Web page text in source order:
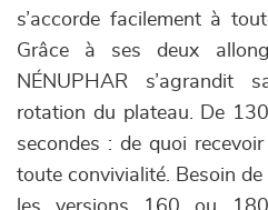
s’accorde facilement à
Grâce à ses deux
NÉNUPHAR s’agrandit
rotation du plateau. De
secondes : de quoi
toute convivialité. Besoin